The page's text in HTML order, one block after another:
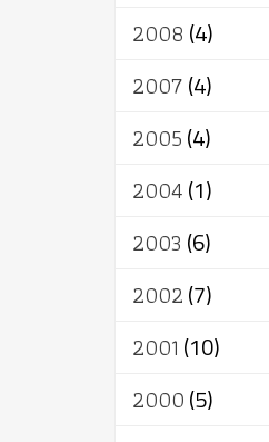
2008 (4)
2007(4)
2005(4)
2004(1)
2003 (6)
2002(7)
2001 (10)
2000(5)